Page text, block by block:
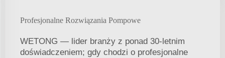
Profesjonalne Rozwiązania Pompowe
WETONG — lider branży z ponad 30-letnim
doświadczeniem; gdy chodzi o profesjonalne